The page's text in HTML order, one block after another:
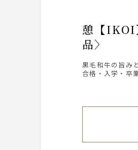
憩【IKOI】黒毛和牛と伊勢海老を愉しむディナーコース◆松坂牛ロースを鉄板焼きで〈全8
品〉
黒毛和牛の旨み
合格・入学・卒